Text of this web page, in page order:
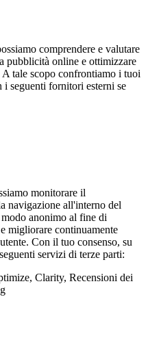
comprendere e valutare
pubblicità online e ottimizzare
tale scopo confrontiamo i tuoi
seguenti fornitori esterni se
monitorare il
navigazione all'interno del
anonimo al fine di
migliorare continuamente
Con il tuo consenso, su
servizi di terze parti:
Clarity, Recensioni dei